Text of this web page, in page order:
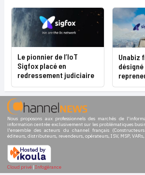
Le pionnier de l’IoT
Sigfox placé en
redressement judiciaire
Unabiz
Nous proposons aux professionnels des marchés de
information centrée exclusivement sur les problématiques
l'ensemble des acteurs du channel français
éditeurs, distributeurs, revendeurs, opérateurs, ISV, MSP,
Cloud privé | Infogérance